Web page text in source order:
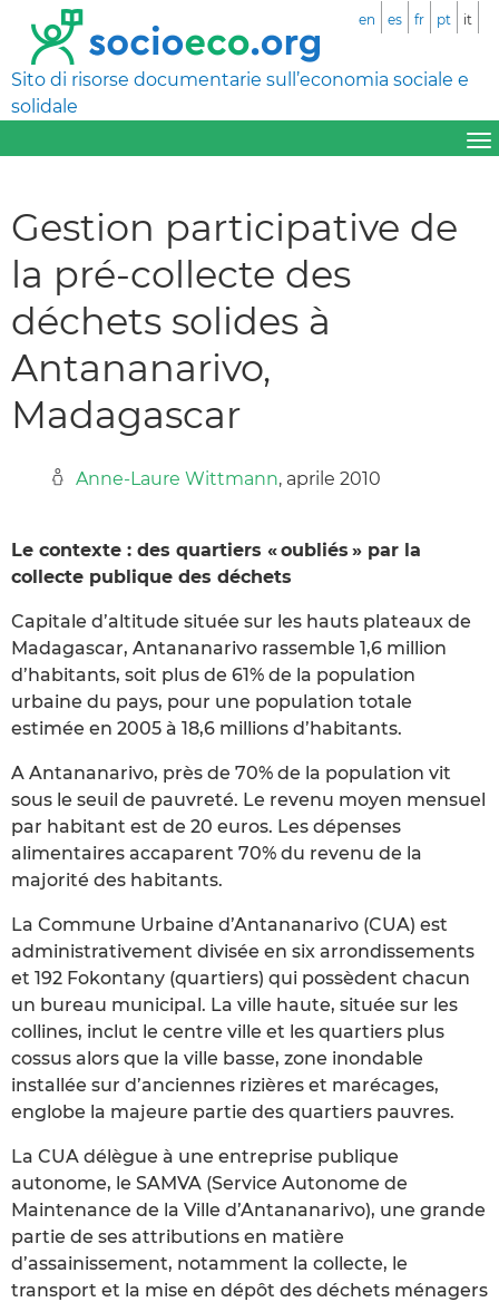
Sito di risorse documentarie sull’economia sociale e
solidale
en es fr pt it
Gestion participative de
la pré-collecte des
déchets solides à
Antananarivo,
Madagascar
Anne-Laure Wittmann, aprile 2010
Le contexte : des quartiers « oubliés » par la
collecte publique des déchets
Capitale d’altitude située sur les hauts plateaux de
Madagascar, Antananarivo rassemble 1,6 million
d’habitants, soit plus de 61% de la population
urbaine du pays, pour une population totale
estimée en 2005 à 18,6 millions d’habitants.
A Antananarivo, près de 70% de la population vit
sous le seuil de pauvreté. Le revenu moyen mensuel
par habitant est de 20 euros. Les dépenses
alimentaires accaparent 70% du revenu de la
majorité des habitants.
La Commune Urbaine d’Antananarivo (CUA) est
administrativement divisée en six arrondissements
et 192 Fokontany (quartiers) qui possèdent chacun
un bureau municipal. La ville haute, située sur les
collines, inclut le centre ville et les quartiers plus
cossus alors que la ville basse, zone inondable
installée sur d’anciennes rizières et marécages,
englobe la majeure partie des quartiers pauvres.
La CUA délègue à une entreprise publique
autonome, le SAMVA (Service Autonome de
Maintenance de la Ville d’Antananarivo), une grande
partie de ses attributions en matière
d’assainissement, notamment la collecte, le
transport et la mise en dépôt des déchets ménagers